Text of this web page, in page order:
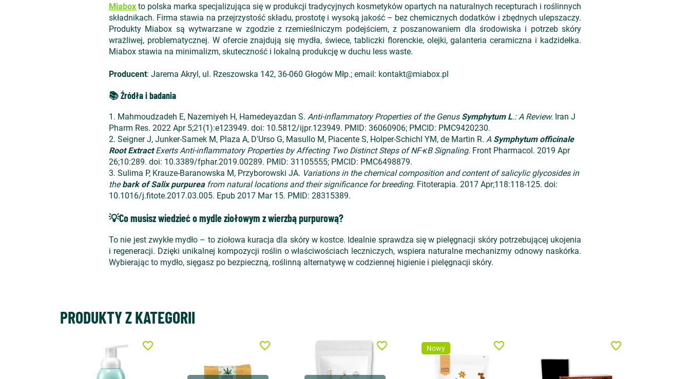
Miabox to polska marka specjalizująca się w produkcji tradycyjnych kosmetyków opartych na naturalnych recepturach i roślinnych
składnikach. Firma stawia na przejrzystość składu, prostotę i wysoką jakość – bez chemicznych dodatków i zbędnych ulepszaczy.
Produkty Miabox są wytwarzane w zgodzie z rzemieślniczym podejściem, z poszanowaniem dla środowiska i potrzeb skóry
wrażliwej, problematycznej. W ofercie znajdują się mydła, świece, tabliczki florenckie, olejki, galanteria ceramiczna i kadzidełka.
Miabox stawia na minimalizm, skuteczność i lokalną produkcję w duchu less waste.
Producent: Jarema Akryl, ul. Rzeszowska 142, 36-060 Głogów Młp.; email: kontakt@miabox.pl
📚 Źródła i badania
1. Mahmoudzadeh E, Nazemiyeh H, Hamedeyazdan S. Anti-inflammatory Properties of the Genus Symphytum L.: A Review. Iran J
Pharm Res. 2022 Apr 5;21(1):e123949. doi: 10.5812/ijpr.123949. PMID: 36060906; PMCID: PMC9420230.
2. Seigner J, Junker-Samek M, Plaza A, D'Urso G, Masullo M, Piacente S, Holper-Schichl YM, de Martin R. A Symphytum officinale
Root ExtractExerts Anti-inflammatory Properties by Affecting Two Distinct Steps of NF-κB Signaling. Front Pharmacol. 2019 Apr
26;10:289. doi: 10.3389/fphar.2019.00289. PMID: 31105555; PMCID: PMC6498879.
3. Sulima P, Krauze-Baranowska M, Przyborowski JA. Variations in the chemical composition and content of salicylic glycosides in
thebark of Salix purpureafrom natural locations and their significance for breeding. Fitoterapia. 2017 Apr;118:118-125. doi:
10.1016/j.fitote.2017.03.005. Epub 2017 Mar 15. PMID: 28315389.
💡Co musisz wiedzieć o mydle ziołowym z wierzbą purpurową?
To nie jest zwykłe mydło – to ziołowa kuracja dla skóry w kostce. Idealnie sprawdza się w pielęgnacji skóry potrzebującej ukojenia
i regeneracji. Dzięki unikalnej kompozycji roślin o właściwościach leczniczych, wspiera naturalne mechanizmy odnowy naskórka.
Wybierając to mydło, sięgasz po bezpieczną, roślinną alternatywę w codziennej higienie i pielęgnacji skóry.
PRODUKTY Z KATEGORII
favorite_border favorite_border favorite_border Nowy favorite_border favorite_border